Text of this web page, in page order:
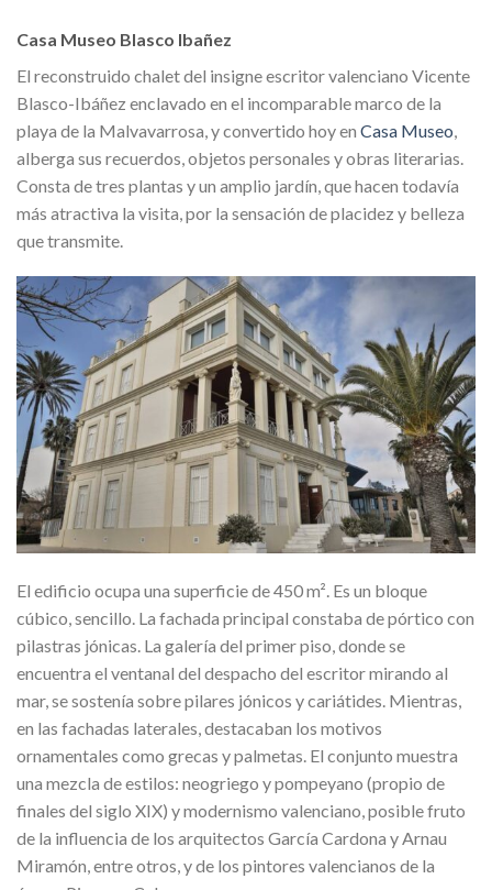
Casa Museo Blasco Ibañez
El reconstruido chalet del insigne escritor valenciano Vicente
Blasco-Ibáñez enclavado en el incomparable marco de la
playa de la Malvavarrosa, y convertido hoy en Casa Museo
alberga sus recuerdos, objetos personales y obras literarias.
Consta de tres plantas y un amplio jardín, que hacen todavía
más atractiva la visita, por la sensación de placidez y belleza
que transmite.
El edificio ocupa una superficie de 450 m². Es un bloque
cúbico, sencillo. La fachada principal constaba de pórtico con
pilastras jónicas. La galería del primer piso, donde se
encuentra el ventanal del despacho del escritor mirando al
mar, se sostenía sobre pilares jónicos y cariátides. Mientras,
en las fachadas laterales, destacaban los motivos
ornamentales como grecas y palmetas. El conjunto muestra
una mezcla de estilos: neogriego y pompeyano (propio de
finales del siglo XIX) y modernismo valenciano, posible fruto
de la influencia de los arquitectos García Cardona y Arnau
Miramón, entre otros, y de los pintores valencianos de la